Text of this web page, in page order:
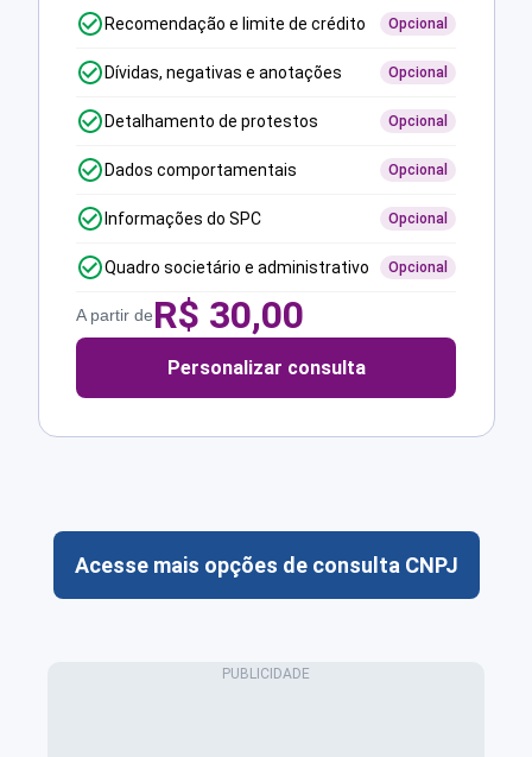
Recomendação e limite de crédito Opcional
Dívidas, negativas e anotações Opcional
Detalhamento de protestos Opcional
Dados comportamentais Opcional
Informações do SPC Opcional
Quadro societário e administrativo Opcional
A partir deR$ 30,00
Personalizar consulta
Acesse mais opções de consulta CNPJ